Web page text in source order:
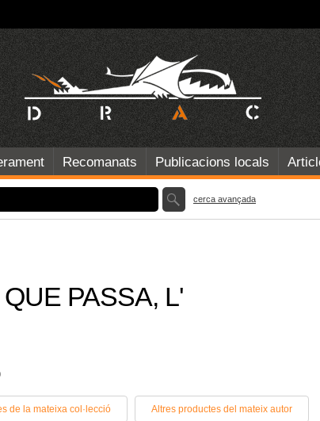
Recomanats Publicacions locals
cerca avançada
PASSA, L'
de la mateixa col·lecció Altres productes del mateix autor